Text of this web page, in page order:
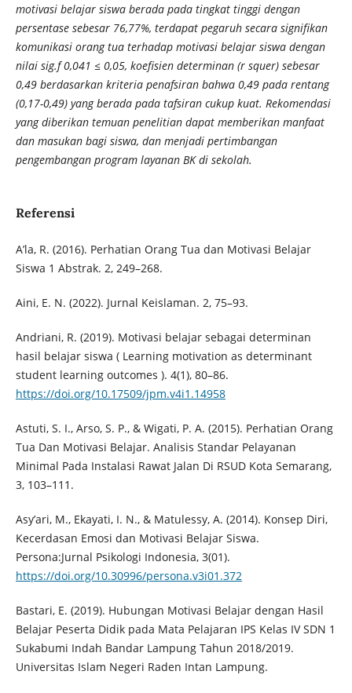
motivasi belajar siswa berada pada tingkat tinggi dengan
persentase sebesar 76,77%, terdapat pegaruh secara signifikan
komunikasi orang tua terhadap motivasi belajar siswa dengan
nilai sig.f 0,041 ≤ 0,05, koefisien determinan (r squer) sebesar
0,49 berdasarkan kriteria penafsiran bahwa 0,49 pada rentang
(0,17-0,49) yang berada pada tafsiran cukup kuat. Rekomendasi
yang diberikan temuan penelitian dapat memberikan manfaat
dan masukan bagi siswa, dan menjadi pertimbangan
pengembangan program layanan BK di sekolah.
Referensi
A’la, R. (2016). Perhatian Orang Tua dan Motivasi Belajar
Siswa 1 Abstrak. 2, 249–268.
Aini, E. N. (2022). Jurnal Keislaman. 2, 75–93.
Andriani, R. (2019). Motivasi belajar sebagai determinan
hasil belajar siswa ( Learning motivation as determinant
student learning outcomes ). 4(1), 80–86.
https://doi.org/10.17509/jpm.v4i1.14958
Astuti, S. I., Arso, S. P., & Wigati, P. A. (2015). Perhatian Orang
Tua Dan Motivasi Belajar. Analisis Standar Pelayanan
Minimal Pada Instalasi Rawat Jalan Di RSUD Kota Semarang,
3, 103–111.
Asy’ari, M., Ekayati, I. N., & Matulessy, A. (2014). Konsep Diri,
Kecerdasan Emosi dan Motivasi Belajar Siswa.
Persona:Jurnal Psikologi Indonesia, 3(01).
https://doi.org/10.30996/persona.v3i01.372
Bastari, E. (2019). Hubungan Motivasi Belajar dengan Hasil
Belajar Peserta Didik pada Mata Pelajaran IPS Kelas IV SDN 1
Sukabumi Indah Bandar Lampung Tahun 2018/2019.
Universitas Islam Negeri Raden Intan Lampung.